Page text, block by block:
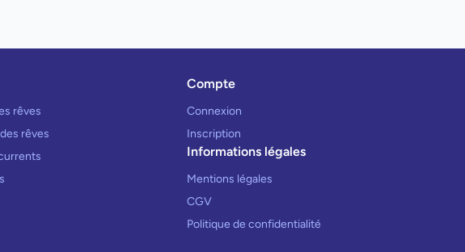
rêves
rêves
Compte
Connexion
Inscription
Informations légales
Mentions légales
CGV
Politique de confidentialité